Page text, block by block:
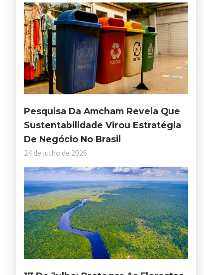
Pesquisa Da Amcham Revela Que
Sustentabilidade Virou Estratégia
De Negócio No Brasil
24 de julho de 2026